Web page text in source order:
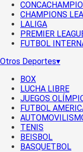
CHAMPIONS
LALIGA
PREMIER
FUTBOL
Otros Deportes▾
BOX
LUCHA LIBRE
JUEGOS
FUTBOL
TENIS
BEISBOL
BASQUETBOL